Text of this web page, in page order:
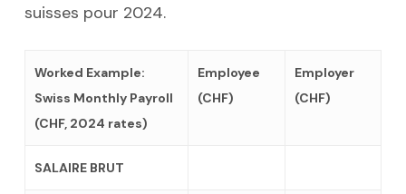
suisses pour 2024.
Worked Example:
Swiss Monthly Payroll
(CHF, 2024 rates)
Employee
(CHF)
Employer
(CHF)
SALAIRE BRUT